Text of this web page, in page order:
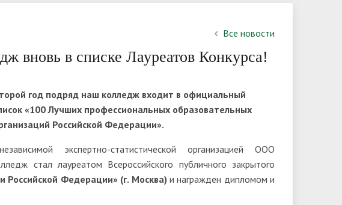
Педагогический состав
поддержки
Платные образовательные услуги
деятельность
сотрудничество
Сведения о доходах
Требование к уровню образования
Количество поданных заявлений
апелляций по результатам
вступительных испытаний
Все новости
вновь в списке Лауреатов Конкурса!
год подряд наш колледж входит в официальный
«100 Лучших профессиональных образовательных
Российской Федерации».
экспертно-статистической организацией ООО
стал лауреатом Всероссийского публичного закрытого
Российской Федерации» (г. Москва) и награжден дипломом и